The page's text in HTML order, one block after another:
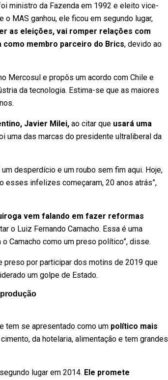
ministro da Fazenda em 1992 e eleito vice-
MAS ganhou, ele ficou em segundo lugar,
as eleições, vai romper relações com
como membro parceiro do Brics, devido ao
Mercosul e propôs um acordo com Chile e
da tecnologia. Estima-se que as maiores
Javier Milei, ao citar que usará uma
uma das marcas do presidente ultraliberal da
desperdício e um roubo sem fim aqui. Hoje,
esses infelizes começaram, 20 anos atrás”,
vem falando em fazer reformas
o Luiz Fernando Camacho. Essa é uma
Camacho como um preso político”, disse.
preso por participar dos motins de 2019 que
um golpe de Estado.
tem se apresentado como um político mais
da hotelaria, alimentação e tem grandes
lugar em 2014. Ele promete